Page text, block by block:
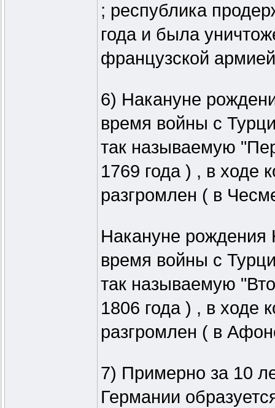
; республика
года и была
французской
6) Накануне
время войны с
так называемую
1769 года ) , в ходе
разгромлен ( в
Накануне рождения
время войны с
так называемую
1806 года ) , в ходе
разгромлен ( в
7) Примерно за 10
Германии